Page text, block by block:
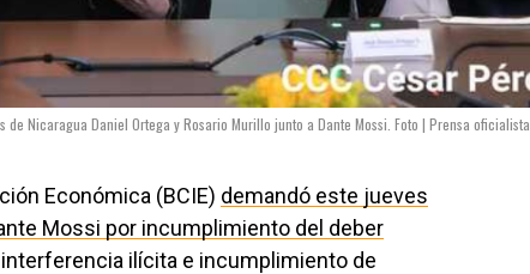
de Nicaragua Daniel Ortega y Rosario Murillo junto a Dante Mossi. Foto | Prensa oficialista.
Económica (BCIE) demandó este jueves
Mossi por incumplimiento del deber
ilícita e incumplimiento de